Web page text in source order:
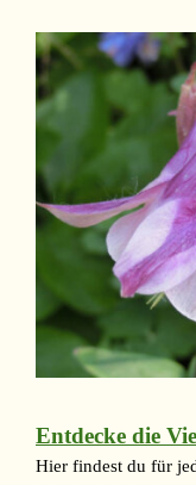
Entdecke die
Hier findest du für